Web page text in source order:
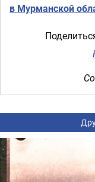
в Мурманской